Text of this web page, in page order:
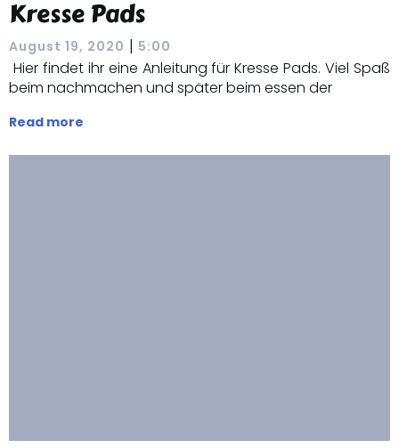
Kresse Pads
August 19, 2020 | 5:00
Hier findet ihr eine Anleitung für Kresse Pads. Viel Spaß
beim nachmachen und später beim essen der
Read more